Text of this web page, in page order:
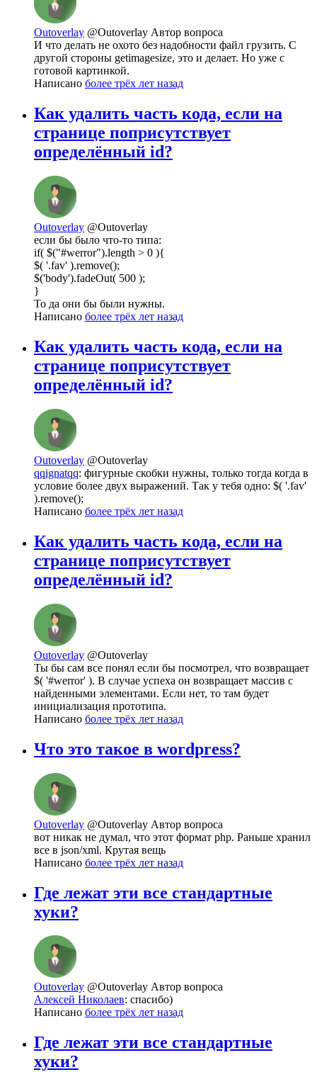
Outoverlay @Outoverlay Автор вопроса
И что делать не охото без надобности файл грузить. С
другой стороны getimagesize, это и делает. Но уже с
готовой картинкой.
Написано более трёх лет назад
Как удалить часть кода, если на
странице поприсутствует
определённый id?
Outoverlay @Outoverlay
если бы было что-то типа:
if( $("#werror").length > 0 ){
$( '.fav' ).remove();
$('body').fadeOut( 500 );
}
То да они бы были нужны.
Написано более трёх лет назад
Как удалить часть кода, если на
странице поприсутствует
определённый id?
Outoverlay @Outoverlay
qqignatqq: фигурные скобки нужны, только тогда когда в
условие более двух выражений. Так у тебя одно: $( '.fav'
).remove();
Написано более трёх лет назад
Как удалить часть кода, если на
странице поприсутствует
определённый id?
Outoverlay @Outoverlay
Ты бы сам все понял если бы посмотрел, что возвращает
$( '#werror' ). В случае успеха он возвращает массив с
найденными элементами. Если нет, то там будет
инициализация прототипа.
Написано более трёх лет назад
Что это такое в wordpress?
Outoverlay @Outoverlay Автор вопроса
вот никак не думал, что этот формат php. Раньше хранил
все в json/xml. Крутая вещь
Написано более трёх лет назад
Где лежат эти все стандартные
хуки?
Outoverlay @Outoverlay Автор вопроса
Алексей Николаев: спасибо)
Написано более трёх лет назад
Где лежат эти все стандартные
хуки?